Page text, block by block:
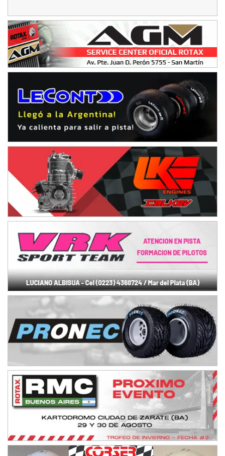
NORESTE SANTAFESINO - F6
Ciudad de Avellaneda (Asfalto)
Avellaneda (Santa Fe)
SUR SANTAFESINO - F4
José Samuel Sánchez (Tierra)
TUCUMANO - F5
Juan Navarro (Asfalto)
El Timbó (Tucumán)